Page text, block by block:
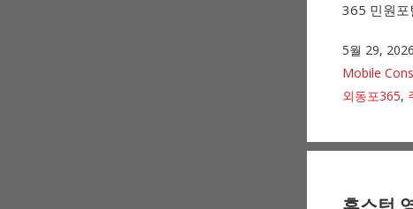
365 민원
5월 29, 2026
Mobile
외동포365,